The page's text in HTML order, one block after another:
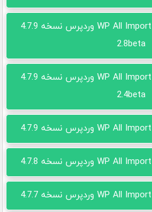
دانلود رایگان افزونه WP All Import Pro وردپرس نسخه 4.7.9
2.8beta
دانلود رایگان افزونه WP All Import Pro وردپرس نسخه 4.7.9
2.4beta